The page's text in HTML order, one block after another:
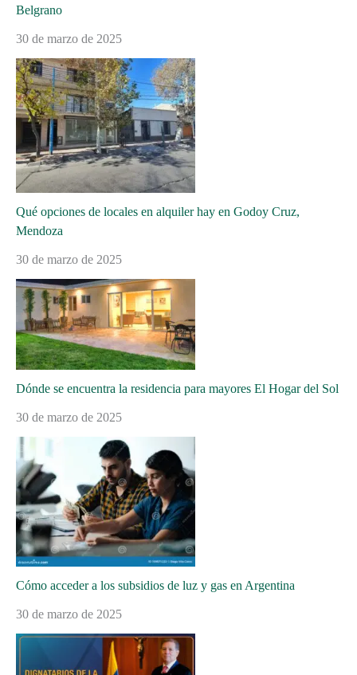
Belgrano
30 de marzo de 2025
Qué opciones de locales en alquiler hay en Godoy Cruz,
Mendoza
30 de marzo de 2025
Dónde se encuentra la residencia para mayores El Hogar del Sol
30 de marzo de 2025
Cómo acceder a los subsidios de luz y gas en Argentina
30 de marzo de 2025